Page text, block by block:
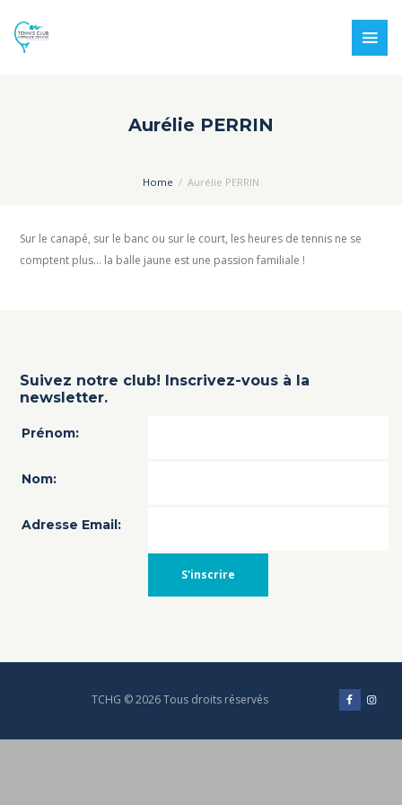
Aurélie PERRIN
Home Aurélie PERRIN
Sur le canapé, sur le banc ou sur le court, les heures de tennis ne se
comptent plus… la balle jaune est une passion familiale !
Suivez notre club! Inscrivez-vous à la
newsletter.
Prénom:
Nom:
Adresse Email:
TCHG © 2026 Tous droits réservés